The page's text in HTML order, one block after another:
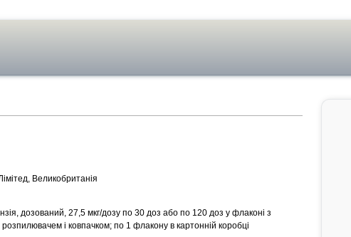
Великобританія
дозований, 27,5 мкг/дозу по 30 доз або по 120 доз у флаконі з
і ковпачком; по 1 флакону в картонній коробці